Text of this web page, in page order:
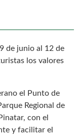
de junio al 12 de
los valores
el Punto de
Regional de
con el
y facilitar el